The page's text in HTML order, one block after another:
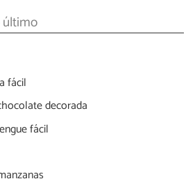
último
fácil
decorada
fácil